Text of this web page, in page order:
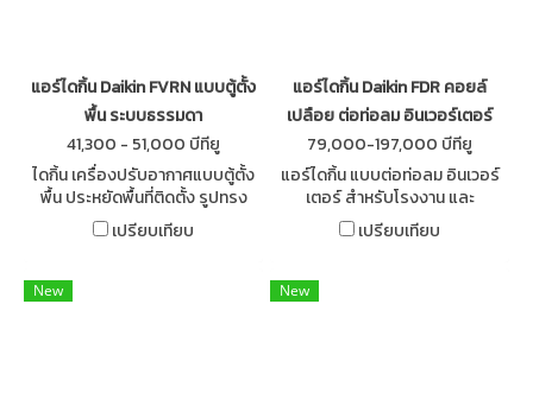
แอร์ไดกิ้น Daikin FVRN แบบตู้ตั้ง
พื้น ระบบธรรมดา
41,300 - 51,000 บีทียู
ไดกิ้น เครื่องปรับอากาศแบบตู้ตั้ง
พื้น ประหยัดพื้นที่ติดตั้ง รูปทรง
สวยงาม มีฟังก์ชั่นให้ใช้งานเพิ่ม
มากขึ้นและง่ายต่อการควบคุม
เปรียบเทียบ
แอร์ไดกิ้น Daikin FDR คอยล์
เปลือย ต่อท่อลม อินเวอร์เตอร์
79,000-197,000 บีทียู
แอร์ไดกิ้น แบบต่อท่อลม อินเวอร์
เตอร์ สำหรับโรงงาน และ
สำนักงาน Daikin Inverter
Packaged Duct Type for
เปรียบเทียบ
New New